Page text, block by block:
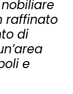
raffinato
di
e